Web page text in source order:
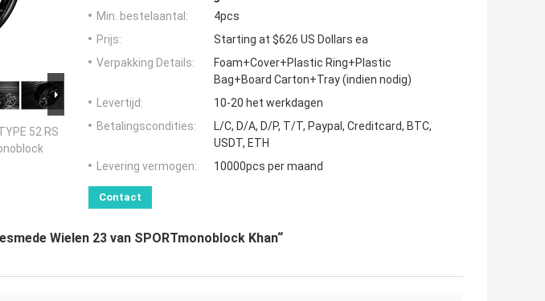
52 RS
Min. bestelaantal:
4pcs
Prijs:
Starting at $626 US Dollars ea
Verpakking Details:
Foam+Cover+Plastic Ring+Plastic
Bag+Board Carton+Tray (indien nodig)
Levertijd:
10-20 het werkdagen
Betalingscondities:
L/C, D/A, D/P, T/T, Paypal, Creditcard, BTC,
USDT, ETH
Levering vermogen:
10000pcs per maand
Contact
Wielen 23 van SPORTmonoblock Khan“